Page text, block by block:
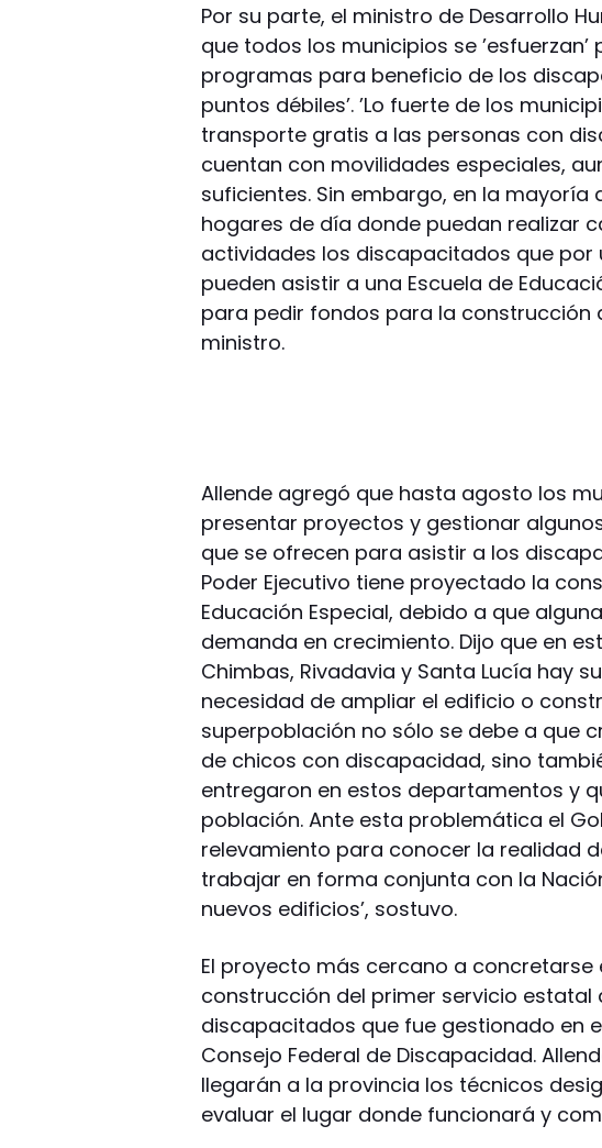
Por su parte, el ministro de Desarrollo
que todos los municipios se
programas para beneficio de los
puntos débiles’. ’Lo fuerte de los
transporte gratis a las personas con
cuentan con movilidades especiales,
suficientes. Sin embargo, en la
hogares de día donde puedan realizar
actividades los discapacitados que por
pueden asistir a una Escuela de
para pedir fondos para la construcción
ministro.
Allende agregó que hasta agosto los
presentar proyectos y gestionar
que se ofrecen para asistir a los
Poder Ejecutivo tiene proyectado la
Educación Especial, debido a que
demanda en crecimiento. Dijo que en
Chimbas, Rivadavia y Santa Lucía hay
necesidad de ampliar el edificio o
superpoblación no sólo se debe a que
de chicos con discapacidad, sino
entregaron en estos departamentos y
población. Ante esta problemática el
relevamiento para conocer la realidad
trabajar en forma conjunta con la
nuevos edificios’, sostuvo.
El proyecto más cercano a
construcción del primer servicio estatal
discapacitados que fue gestionado en
Consejo Federal de Discapacidad.
llegarán a la provincia los técnicos
evaluar el lugar donde funcionará y